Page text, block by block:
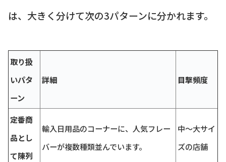
は、大きく分けて次の3パターンに分かれます。
取り扱
いパタ
ーン
詳細 目撃頻度
定番商
品とし
て陳列
輸入日用品のコーナーに、人気フレー
バーが複数種類並んでいます。
中〜大サイ
ズの店舗